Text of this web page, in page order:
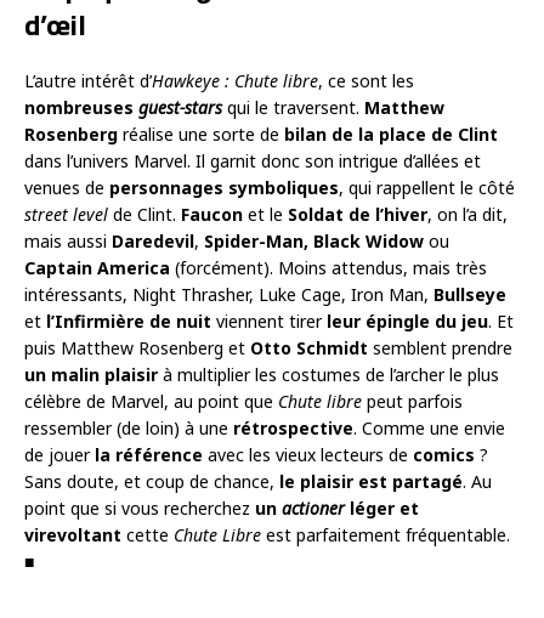
d’œil
L’autre intérêt d’Hawkeye : Chute libre, ce sont les
nombreuses guest-starsqui le traversent. Matthew
Rosenberg réalise une sorte de bilan de la place de Clint
dans l’univers Marvel. Il garnit donc son intrigue d’allées et
venues de personnages symboliques, qui rappellent le côté
street level de Clint. Faucon et le Soldat de l’hiver, on l’a dit,
mais aussi Daredevil, Spider-Man, Black Widow ou
Captain America (forcément). Moins attendus, mais très
intéressants, Night Thrasher, Luke Cage, Iron Man, Bullseye
et l’Infirmière de nuit viennent tirer leur épingle du jeu. Et
puis Matthew Rosenberg et Otto Schmidt semblent prendre
un malin plaisir à multiplier les costumes de l’archer le plus
célèbre de Marvel, au point que Chute libre peut parfois
ressembler (de loin) à une rétrospective. Comme une envie
de jouer la référence avec les vieux lecteurs de comics ?
Sans doute, et coup de chance, le plaisir est partagé. Au
point que si vous recherchez un actionerléger et
virevoltant cette Chute Libre est parfaitement fréquentable.
■